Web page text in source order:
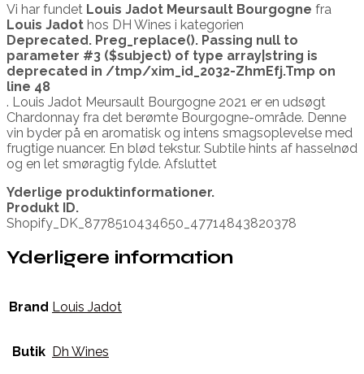
Vi har fundet Louis Jadot Meursault Bourgogne fra
Louis Jadot hos DH Wines i kategorien
Deprecated. Preg_replace(). Passing null to
parameter #3 ($subject) of type array|string is
deprecated in /tmp/xim_id_2032-ZhmEfj.Tmp on
line 48
. Louis Jadot Meursault Bourgogne 2021 er en udsøgt
Chardonnay fra det berømte Bourgogne-område. Denne
vin byder på en aromatisk og intens smagsoplevelse med
frugtige nuancer. En blød tekstur. Subtile hints af hasselnød
og en let smøragtig fylde. Afsluttet
Yderlige produktinformationer.
Produkt ID.
Shopify_DK_8778510434650_47714843820378
Yderligere information
Brand Louis Jadot
Butik Dh Wines